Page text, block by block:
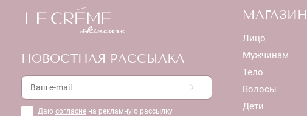
НОВОСТНАЯ РАССЫЛКА
Даю согласие на рекламную рассылку
МАГАЗИН
Лицо
Мужчинам
Тело
Волосы
Дети